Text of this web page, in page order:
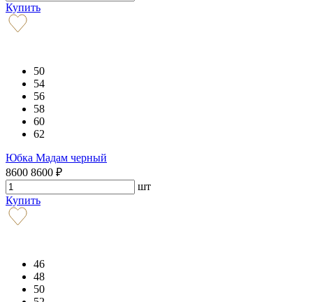
Купить
50
54
56
58
60
62
Юбка Мадам черный
8600 8600 ₽
шт
Купить
46
48
50